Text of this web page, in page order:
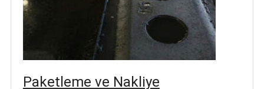
Paketleme ve Nakliye